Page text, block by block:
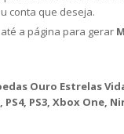
conta que deseja.
a página para gerar
Ouro Estrelas
PS3, Xbox One,